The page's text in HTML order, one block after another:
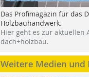
Das Profimagazin für das
Holzbauhandwerk.
Hier geht es zur aktuellen
dach+holzbau.
Weitere Medien und